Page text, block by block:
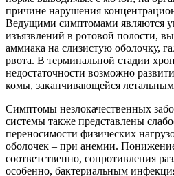
причине нарушения
Ведущими симптомами являются
изъязвлений в ротовой полости,
аммиака на слизистую оболочку,
рвота. В терминальной стадии
недостаточности возможно
комы, заканчивающейся
Симптомы незлокачественных
системы также представлены
переносимости физических
оболочек – при анемии.
соответственно, сопротивления
особенно, бактериальным